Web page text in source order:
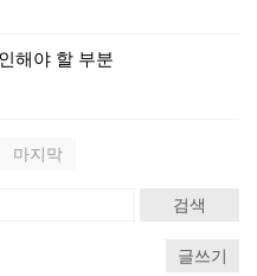
해야 할 부분
마지막
검색
글쓰기